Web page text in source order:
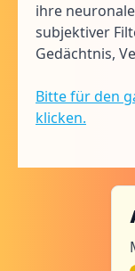
ihre
subjektiver
Gedächtnis,
Bitte für den
klicken.